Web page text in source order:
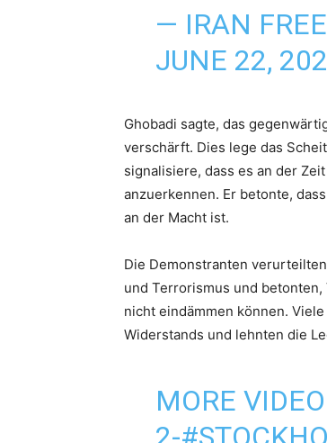
— IRAN
JUNE 22,
Ghobadi sagte, das
verschärft. Dies lege das
signalisiere, dass es an der
anzuerkennen. Er betonte,
an der Macht ist.
Die Demonstranten
und Terrorismus und
nicht eindämmen können.
Widerstands und lehnten die
MORE VIDEO